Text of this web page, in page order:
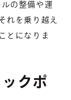
の整備や運
れを乗り越え
とになりま
クポ